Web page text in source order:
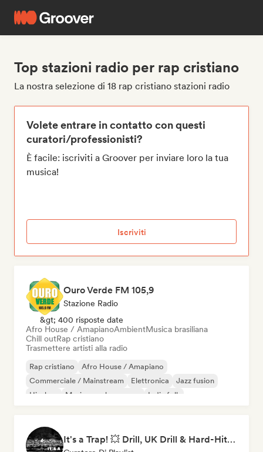
Top stazioni radio per rap cristiano
La nostra selezione di 18 rap cristiano stazioni radio
Volete entrare in contatto con questi
curatori/professionisti?
È facile: iscriviti a Groover per inviare loro la tua
musica!
Iscriviti
Ouro Verde FM 105,9
Stazione Radio
&gt; 400 risposte date
Afro House / AmapianoAmbientMusica brasiliana
Chill outRap cristiano
Trasmettere artisti alla radio
Rap cristiano
Afro House / Amapiano
Commerciale / Mainstream
Elettronica
Jazz fusion
Hip-hop
Musica per le vacanze Indie folk
It's a Trap! 💥 Drill, UK Drill & Hard-Hitting Trap